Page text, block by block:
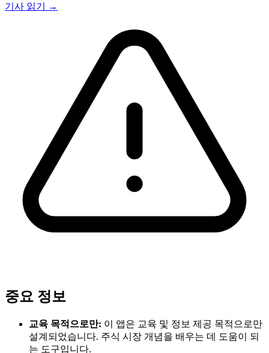
기사 읽기 →
중요 정보
교육 목적으로만: 이 앱은 교육 및 정보 제공 목적으로만
설계되었습니다. 주식 시장 개념을 배우는 데 도움이 되
는 도구입니다.